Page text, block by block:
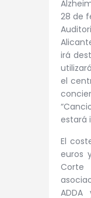
28 de
irá
el
estará
El
euros